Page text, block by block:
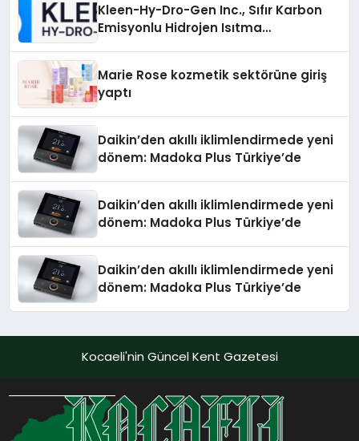
Kleen-Hy-Dro-Gen Inc., Sıfır Karbon
Emisyonlu Hidrojen Isıtma
Marie Rose kozmetik sektörüne giriş
yaptı
Daikin’den akıllı iklimlendirmede yeni
dönem: Madoka Plus Türkiye’de
Daikin’den akıllı iklimlendirmede yeni
dönem: Madoka Plus Türkiye’de
Daikin’den akıllı iklimlendirmede yeni
dönem: Madoka Plus Türkiye’de
Kocaeli'nin Güncel Kent Gazetesi